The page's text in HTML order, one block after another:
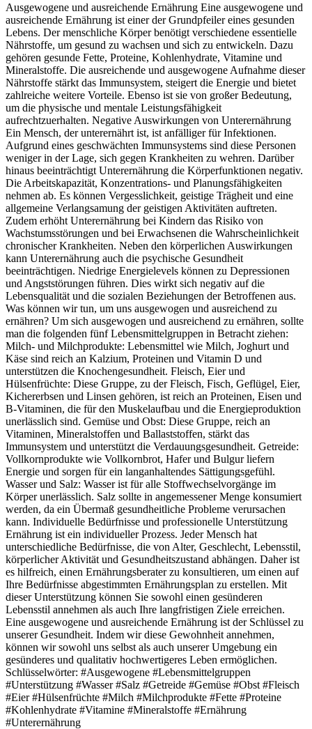
Ausgewogene und ausreichende Ernährung Eine ausgewogene und
ausreichende Ernährung ist einer der Grundpfeiler eines gesunden
Lebens. Der menschliche Körper benötigt verschiedene essentielle
Nährstoffe, um gesund zu wachsen und sich zu entwickeln. Dazu
gehören gesunde Fette, Proteine, Kohlenhydrate, Vitamine und
Mineralstoffe. Die ausreichende und ausgewogene Aufnahme dieser
Nährstoffe stärkt das Immunsystem, steigert die Energie und bietet
zahlreiche weitere Vorteile. Ebenso ist sie von großer Bedeutung,
um die physische und mentale Leistungsfähigkeit
aufrechtzuerhalten. Negative Auswirkungen von Unterernährung
Ein Mensch, der unterernährt ist, ist anfälliger für Infektionen.
Aufgrund eines geschwächten Immunsystems sind diese Personen
weniger in der Lage, sich gegen Krankheiten zu wehren. Darüber
hinaus beeinträchtigt Unterernährung die Körperfunktionen negativ.
Die Arbeitskapazität, Konzentrations- und Planungsfähigkeiten
nehmen ab. Es können Vergesslichkeit, geistige Trägheit und eine
allgemeine Verlangsamung der geistigen Aktivitäten auftreten.
Zudem erhöht Unterernährung bei Kindern das Risiko von
Wachstumsstörungen und bei Erwachsenen die Wahrscheinlichkeit
chronischer Krankheiten. Neben den körperlichen Auswirkungen
kann Unterernährung auch die psychische Gesundheit
beeinträchtigen. Niedrige Energielevels können zu Depressionen
und Angststörungen führen. Dies wirkt sich negativ auf die
Lebensqualität und die sozialen Beziehungen der Betroffenen aus.
Was können wir tun, um uns ausgewogen und ausreichend zu
ernähren? Um sich ausgewogen und ausreichend zu ernähren, sollte
man die folgenden fünf Lebensmittelgruppen in Betracht ziehen:
Milch- und Milchprodukte: Lebensmittel wie Milch, Joghurt und
Käse sind reich an Kalzium, Proteinen und Vitamin D und
unterstützen die Knochengesundheit. Fleisch, Eier und
Hülsenfrüchte: Diese Gruppe, zu der Fleisch, Fisch, Geflügel, Eier,
Kichererbsen und Linsen gehören, ist reich an Proteinen, Eisen und
B-Vitaminen, die für den Muskelaufbau und die Energieproduktion
unerlässlich sind. Gemüse und Obst: Diese Gruppe, reich an
Vitaminen, Mineralstoffen und Ballaststoffen, stärkt das
Immunsystem und unterstützt die Verdauungsgesundheit. Getreide:
Vollkornprodukte wie Vollkornbrot, Hafer und Bulgur liefern
Energie und sorgen für ein langanhaltendes Sättigungsgefühl.
Wasser und Salz: Wasser ist für alle Stoffwechselvorgänge im
Körper unerlässlich. Salz sollte in angemessener Menge konsumiert
werden, da ein Übermaß gesundheitliche Probleme verursachen
kann. Individuelle Bedürfnisse und professionelle Unterstützung
Ernährung ist ein individueller Prozess. Jeder Mensch hat
unterschiedliche Bedürfnisse, die von Alter, Geschlecht, Lebensstil,
körperlicher Aktivität und Gesundheitszustand abhängen. Daher ist
es hilfreich, einen Ernährungsberater zu konsultieren, um einen auf
Ihre Bedürfnisse abgestimmten Ernährungsplan zu erstellen. Mit
dieser Unterstützung können Sie sowohl einen gesünderen
Lebensstil annehmen als auch Ihre langfristigen Ziele erreichen.
Eine ausgewogene und ausreichende Ernährung ist der Schlüssel zu
unserer Gesundheit. Indem wir diese Gewohnheit annehmen,
können wir sowohl uns selbst als auch unserer Umgebung ein
gesünderes und qualitativ hochwertigeres Leben ermöglichen.
Schlüsselwörter: #Ausgewogene #Lebensmittelgruppen
#Unterstützung #Wasser #Salz #Getreide #Gemüse #Obst #Fleisch
#Eier #Hülsenfrüchte #Milch #Milchprodukte #Fette #Proteine
#Kohlenhydrate #Vitamine #Mineralstoffe #Ernährung
#Unterernährung